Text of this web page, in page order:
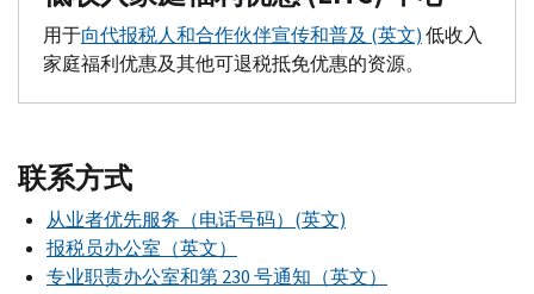
用于向代报税人和合作伙伴宣传和普及 (英文)低收入
家庭福利优惠及其他可退税抵免优惠的资源。
联系方式
从业者优先服务（电话号码）(英文)
报税员办公室（英文）
专业职责办公室和第 230 号通知（英文）